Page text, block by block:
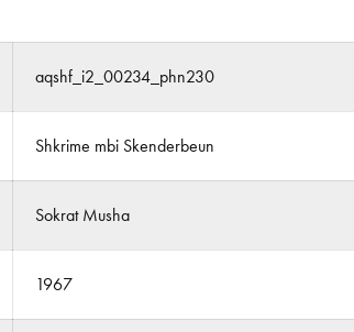
aqshf_i2_00234_phn230
Shkrime mbi Skenderbeun
Sokrat Musha
1967